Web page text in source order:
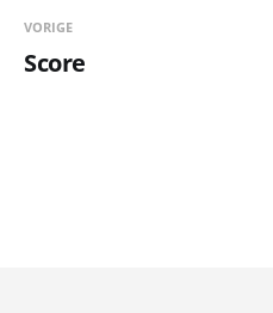
VORIGE
Score